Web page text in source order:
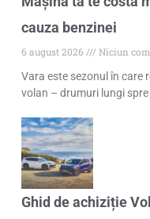
cauza benzinei
6 august 2026
Niciun
Vara este sezonul în care
volan – drumuri lungi
Ghid de achiziție